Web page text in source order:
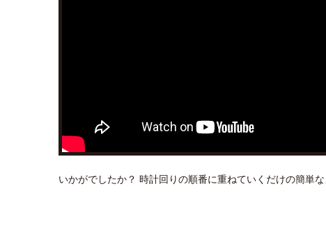
いかがでしたか？ 時計回りの順番に重ねていくだけの簡単